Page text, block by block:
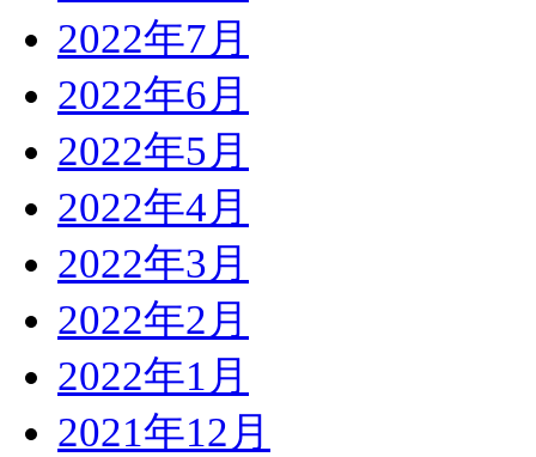
2022年7月
2022年6月
2022年5月
2022年4月
2022年3月
2022年2月
2022年1月
2021年12月